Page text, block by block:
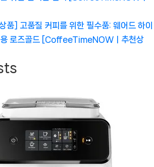
품] 고품질 커피를 위한 필수품: 웨어드 하이
로즈골드 [CoffeeTimeNOWㅣ추천상